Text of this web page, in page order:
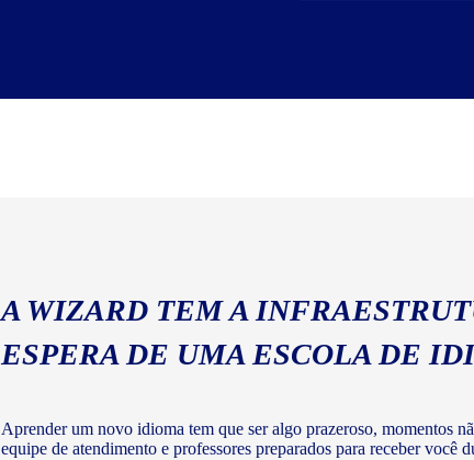
Escrita
A WIZARD TEM A
ESPERA DE UMA ESCOLA DE
Aprender um novo idioma tem que ser algo prazeroso, momentos
equipe de atendimento e professores preparados para receber você